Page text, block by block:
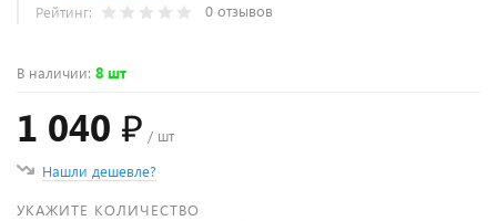
Рейтинг: 0 отзывов
В наличии: 8 шт
1 040 ₽ / шт
Нашли дешевле?
УКАЖИТЕ КОЛИЧЕСТВО